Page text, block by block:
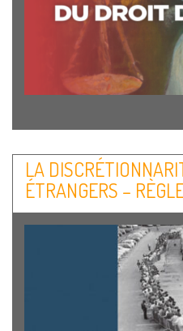
LA
ÉTRANGERS –
INSTITUTIONS